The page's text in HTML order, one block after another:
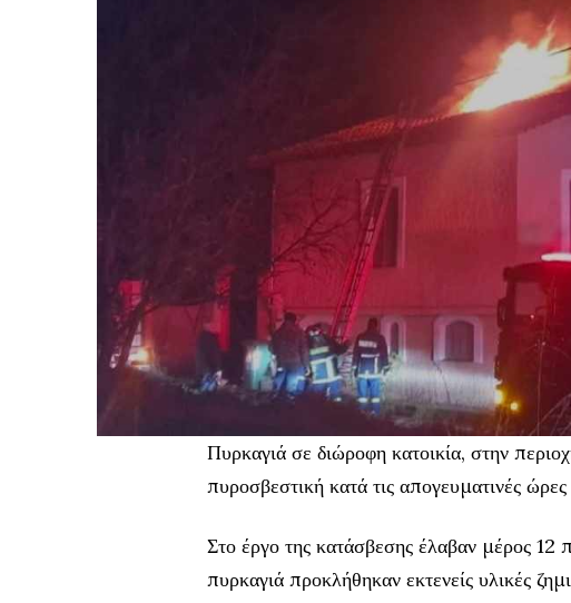
Πυρκαγιά σε διώροφη κατοικία, στην
πυροσβεστική κατά τις απογευματινές
Στο έργο της κατάσβεσης έλαβαν μέρος
πυρκαγιά προκλήθηκαν εκτενείς υλικές